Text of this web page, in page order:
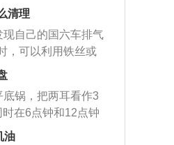
轮胎都有生产，这
市场。
清理
自己的国六车排气
，可以利用铁丝或
物给取出来，如果
也可以采取应急措
利用木棍将所有的
的位置处，然后将
就可以将堵塞的东
锅，把两耳看作3
在6点钟和12点钟
、双手握住
油